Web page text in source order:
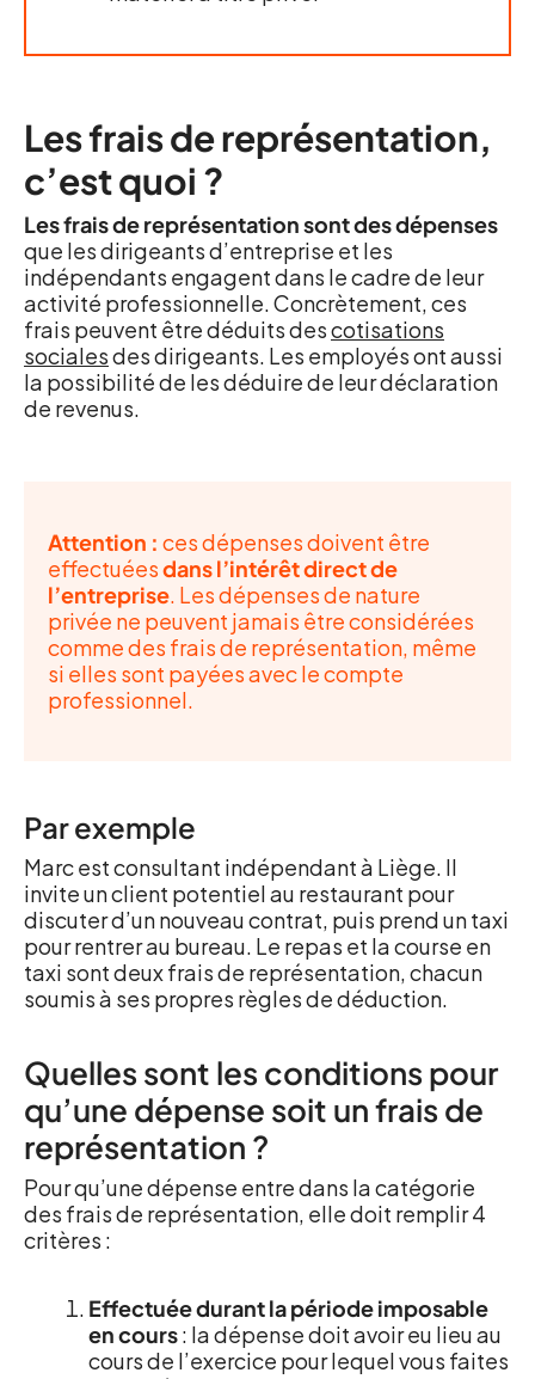
Les frais de représentation,
c’est quoi ?
Les frais de représentation sont des dépenses
que les dirigeants d’entreprise et les
indépendants engagent dans le cadre de leur
activité professionnelle. Concrètement, ces
frais peuvent être déduits descotisations
socialesdes dirigeants. Les employés ont aussi
la possibilité de les déduire de leur déclaration
de revenus.
Attention : ces dépenses doivent être
effectuéesdans l’intérêt direct de
l’entreprise. Les dépenses de nature
privée ne peuvent jamais être considérées
comme des frais de représentation, même
si elles sont payées avec le compte
professionnel.
Par exemple
Marc est consultant indépendant à Liège. Il
invite un client potentiel au restaurant pour
discuter d’un nouveau contrat, puis prend un taxi
pour rentrer au bureau. Le repas et la course en
taxi sont deux frais de représentation, chacun
soumis à ses propres règles de déduction.
Quelles sont les conditions pour
qu’une dépense soit un frais de
représentation ?
Pour qu’une dépense entre dans la catégorie
des frais de représentation, elle doit remplir 4
critères :
Effectuée durant la période imposable
en cours: la dépense doit avoir eu lieu au
cours de l’exercice pour lequel vous faites